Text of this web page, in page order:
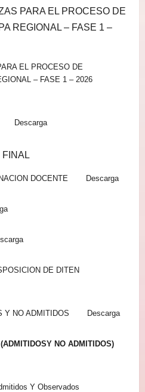
PARA EL PROCESO DE
REGIONAL – FASE 1 –
EL PROCESO DE
– FASE 1 – 2026
Descarga
DOCENTE Descarga
DE DITEN
Y NO ADMITIDOS Descarga
NO ADMITIDOS)
Y Observados